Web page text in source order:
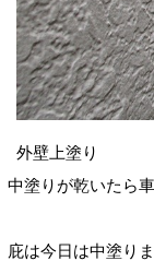
外壁上塗り
中塗りが乾いたら
庇は今日は中塗り